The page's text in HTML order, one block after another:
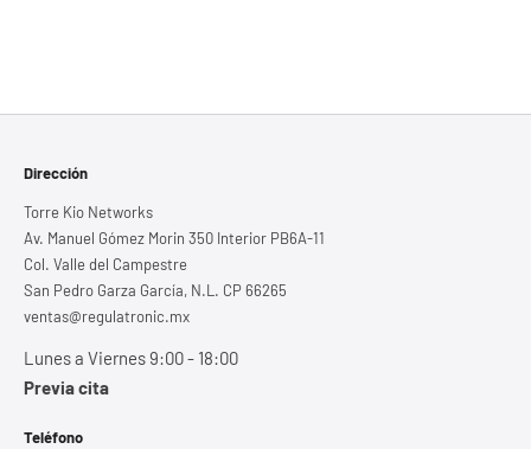
Dirección
Torre Kio Networks
Av. Manuel Gómez Morin 350 Interior PB6A-11
Col. Valle del Campestre
San Pedro Garza García, N.L. CP 66265
ventas@regulatronic.mx
Lunes a Viernes 9:00 - 18:00
Previa cita
Teléfono